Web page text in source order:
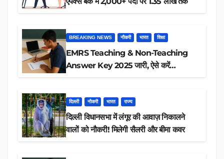
BREAKING NEWS नौकरी भारत शिक्षा
EMRS Teaching & Non-Teaching
Answer Key 2025 जारी, ऐसे करें
दिल्ली नौकरी भारत राज्य
दिल्ली विधानसभा में लंगूर की आवाज़ निकालने
वालों को नौकरी! मिलेगी सैलरी और बीमा कवर